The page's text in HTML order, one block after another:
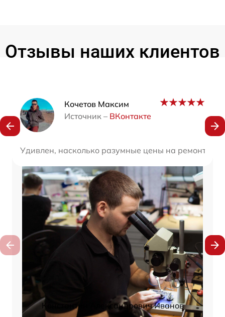
Отзывы наших клиентов
Кочетов Максим
Источник – ВКонтакте
Удивлен, насколько разумные цены на ремонт
Наши мастера
Константин Александрович Иванов